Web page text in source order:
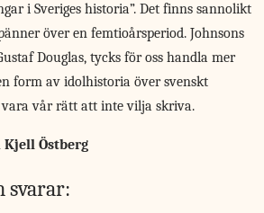
i Sveriges historia”. Det finns sannolikt
över en femtioårsperiod. Johnsons
Douglas, tycks för oss handla mer
form av idolhistoria över svenskt
vår rätt att inte vilja skriva.
Kjell Östberg
svarar: